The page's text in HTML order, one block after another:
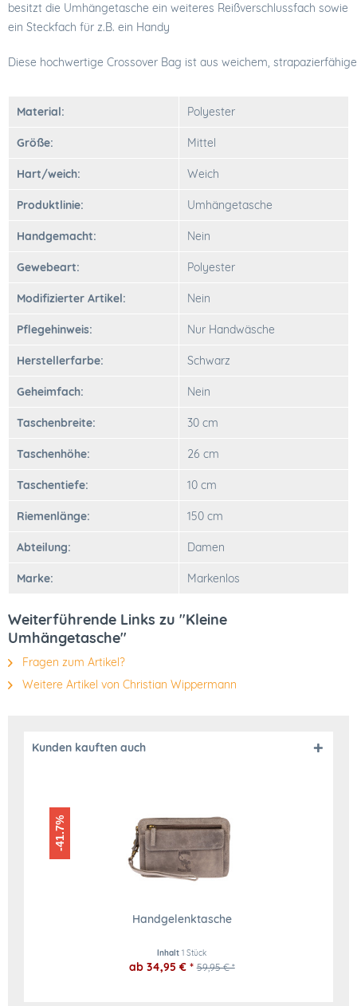
besitzt die Umhängetasche ein weiteres Reißverschlussfach sowie
ein Steckfach für z.B. ein Handy
Diese hochwertige Crossover Bag ist aus weichem,
Material: Polyester
Größe: Mittel
Hart/weich: Weich
Produktlinie: Umhängetasche
Handgemacht: Nein
Gewebeart: Polyester
Modifizierter Artikel: Nein
Pflegehinweis: Nur Handwäsche
Herstellerfarbe: Schwarz
Geheimfach: Nein
Taschenbreite: 30 cm
Taschenhöhe: 26 cm
Taschentiefe: 10 cm
Riemenlänge: 150 cm
Abteilung: Damen
Marke: Markenlos
Weiterführende Links zu "Kleine
Umhängetasche"
Fragen zum Artikel?
Weitere Artikel von Christian Wippermann
Kunden kauften auch
-41.7%
Handgelenktasche
Inhalt1 Stück
ab 34,95 € * 59,95 € *